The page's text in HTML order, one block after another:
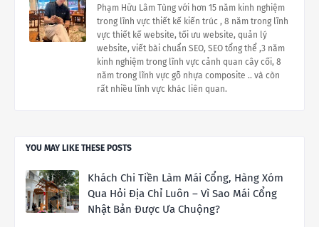
Phạm Hữu Lâm Tùng với hơn 15 năm kinh nghiệm
trong lĩnh vực thiết kế kiến trúc , 8 năm trong lĩnh
vực thiết kế website, tối ưu website, quản lý
website, viết bài chuẩn SEO, SEO tổng thể ,3 năm
kinh nghiệm trong lĩnh vực cảnh quan cây cối, 8
năm trong lĩnh vực gỗ nhựa composite .. và còn
rất nhiều lĩnh vực khác liên quan.
YOU MAY LIKE THESE POSTS
Khách Chi Tiền Làm Mái Cổng, Hàng Xóm
Qua Hỏi Địa Chỉ Luôn – Vì Sao Mái Cổng
Nhật Bản Được Ưa Chuộng?